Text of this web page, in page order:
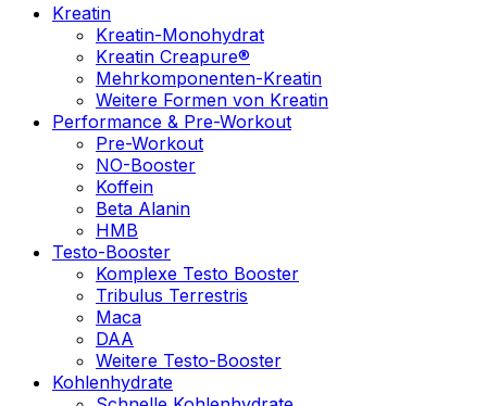
Kreatin
Kreatin-Monohydrat
Kreatin Creapure®
Mehrkomponenten-Kreatin
Weitere Formen von Kreatin
Performance & Pre-Workout
Pre-Workout
NO-Booster
Koffein
Beta Alanin
HMB
Testo-Booster
Komplexe Testo Booster
Tribulus Terrestris
Maca
DAA
Weitere Testo-Booster
Kohlenhydrate